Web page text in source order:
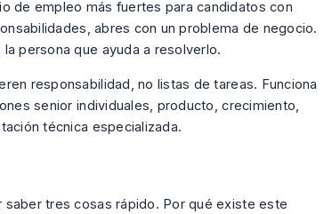
de empleo más fuertes para candidatos con
abres con un problema de negocio.
persona que ayuda a resolverlo.
responsabilidad, no listas de tareas. Funciona
senior individuales, producto, crecimiento,
técnica especializada.
tres cosas rápido. Por qué existe este